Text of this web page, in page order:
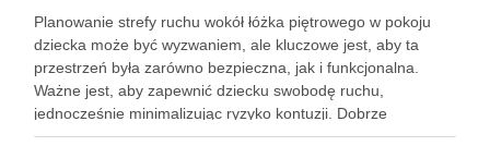
Planowanie strefy ruchu wokół łóżka piętrowego w pokoju
dziecka może być wyzwaniem, ale kluczowe jest, aby ta
przestrzeń była zarówno bezpieczna, jak i funkcjonalna.
Ważne jest, aby zapewnić dziecku swobodę ruchu,
jednocześnie minimalizując ryzyko kontuzji. Dobrze
zorganizowana strefa sprzyja nie tylko zabawie, ale także